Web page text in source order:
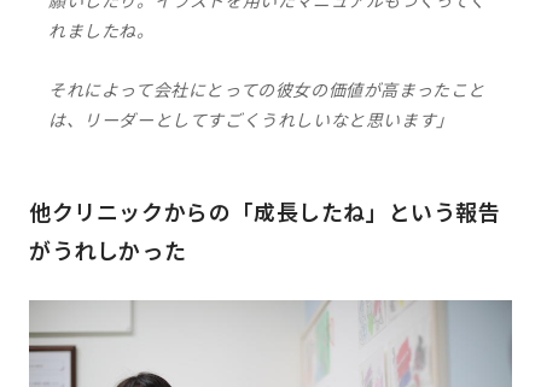
れましたね。
それによって会社にとっての彼女の価値が高まったこと
は、リーダーとしてすごくうれしいなと思います」
他クリニックからの「成長したね」という報告
がうれしかった